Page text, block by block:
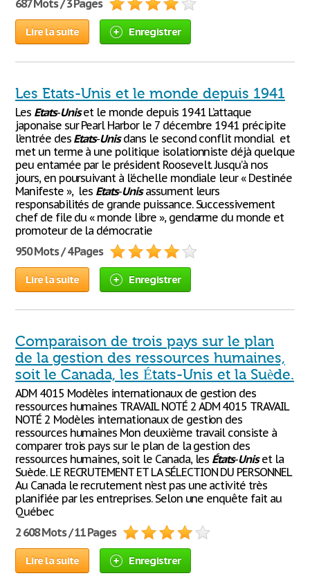
687 Mots / 3 Pages
Lire la suite Enregistrer
Les Etats-Unis et le monde depuis 1941
Les Etats-Uniset le monde depuis 1941 L’attaque
japonaise sur Pearl Harbor le 7 décembre 1941 précipite
l’entrée des Etats-Unisdans le second conflit mondial et
met un terme à une politique isolationniste déjà quelque
peu entamée par le président Roosevelt. Jusqu’à nos
jours, en poursuivant à l’échelle mondiale leur « Destinée
Manifeste », les Etats-Unisassument leurs
responsabilités de grande puissance. Successivement
chef de file du « monde libre », gendarme du monde et
promoteur de la démocratie
950 Mots / 4 Pages
Lire la suite Enregistrer
Comparaison de trois pays sur le plan
de la gestion des ressources humaines,
soit le Canada, les États-Unis et la Suède.
ADM 4015 Modèles internationaux de gestion des
ressources humaines TRAVAIL NOTÉ 2 ADM 4015 TRAVAIL
NOTÉ 2 Modèles internationaux de gestion des
ressources humaines Mon deuxième travail consiste à
comparer trois pays sur le plan de la gestion des
ressources humaines, soit le Canada, les États-Uniset la
Suède. LE RECRUTEMENT ET LA SÉLECTION DU PERSONNEL
Au Canada le recrutement n’est pas une activité très
planifiée par les entreprises. Selon une enquête fait au
Québec
2 608 Mots / 11 Pages
Lire la suite Enregistrer